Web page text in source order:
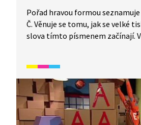
Pořad hravou formou
Č. Věnuje se tomu, jak se velké
slova tímto písmenem začínají. Video je vhodné
mladšího školního věku.